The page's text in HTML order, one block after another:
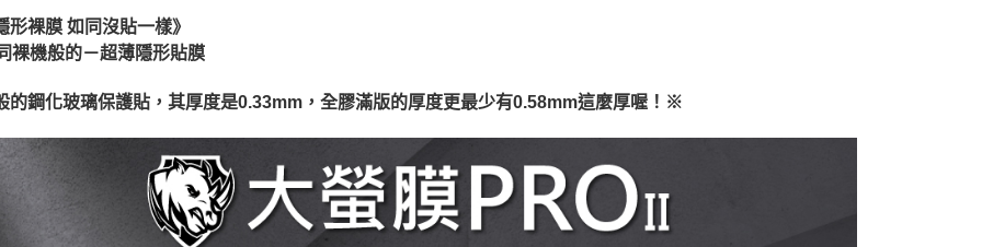
形裸膜 如同沒貼一樣》
裸機般的－超薄隱形貼膜
的鋼化玻璃保護貼，其厚度是0.33mm，全膠滿版的厚度更最少有0.58mm這麼厚喔！※